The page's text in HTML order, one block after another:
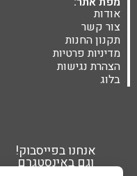
אודות
צור קשר
תקנון החנות
מדיניות פרטיות
הצהרת נגישות
בלוג
אנחנו בפייסבוק!
וגם באינסטגרם